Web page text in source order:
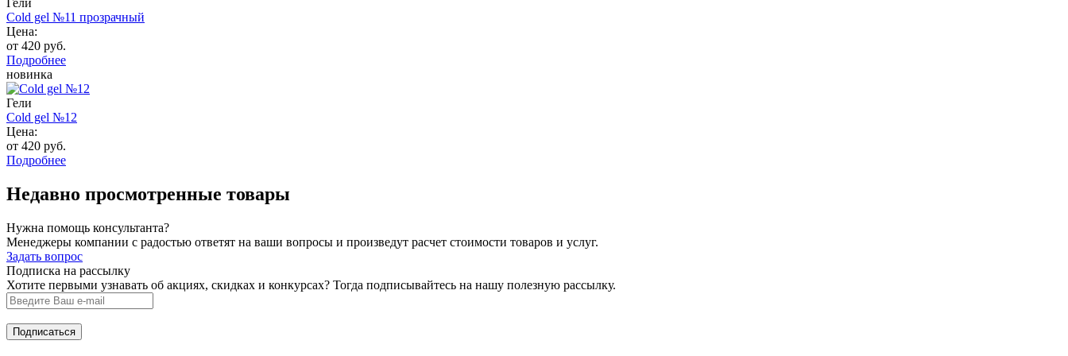
Cold gel №11 прозрачный
Цена:
от 420 руб.
Подробнее
новинка
Гели
Cold gel №12
Цена:
от 420 руб.
Подробнее
Недавно просмотренные товары
Нужна помощь консультанта?
Менеджеры компании с радостью ответят на ваши вопросы и произведут расчет стоимости товаров и услуг.
Задать вопрос
Подписка на рассылку
Хотите первыми узнавать об акциях, скидках и конкурсах? Тогда подписывайтесь на нашу полезную рассылку.